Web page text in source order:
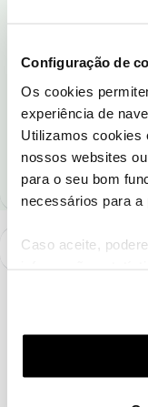
Configuração de
Os cookies
experiência de
Utilizamos cookies
nossos websites
para o seu bom
necessários para a
Caso aceite,
funcionalidades
funcionalidade) e
(cookies de
utilização dos
A garantia de um
Conheçaaqui a loja
Ajude a comunidade
como "Melhor